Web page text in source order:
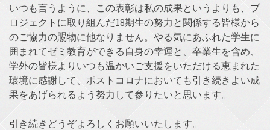
いつも言うように、この表彰は私の成果というよりも、プ
ロジェクトに取り組んだ18期生の努力と関係する皆様から
のご協力の賜物に他なりません。やる気にあふれた学生に
囲まれてゼミ教育ができる自身の幸運と、卒業生を含め、
学外の皆様よりいつも温かいご支援をいただける恵まれた
環境に感謝して、ポストコロナにおいても引き続きよい成
果をあげられるよう努力して参りたいと思います。
引き続きどうぞよろしくお願いいたします。